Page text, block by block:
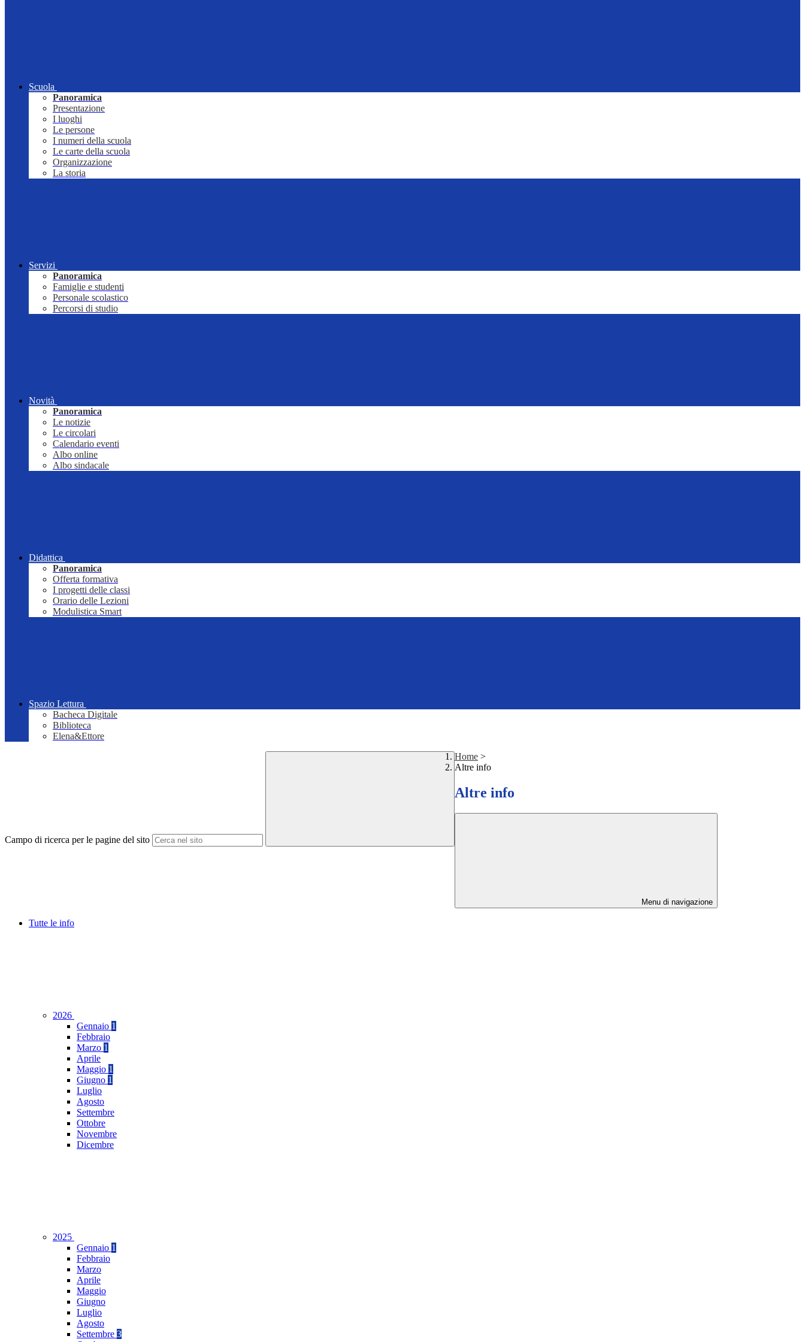
Scuola
Panoramica
Presentazione
I luoghi
Le persone
I numeri della scuola
Le carte della scuola
Organizzazione
La storia
Servizi
Panoramica
Famiglie e studenti
Personale scolastico
Percorsi di studio
Novità
Panoramica
Le notizie
Le circolari
Calendario eventi
Albo online
Albo sindacale
Didattica
Panoramica
Offerta formativa
I progetti delle classi
Orario delle Lezioni
Modulistica Smart
Spazio Lettura
Bacheca Digitale
Biblioteca
Elena&Ettore
Campo di ricerca per le pagine del sito
Home >
Altre info
Altre info
Menu di navigazione
Tutte le info
2026
Gennaio 1
Febbraio
Marzo 1
Aprile
Maggio 1
Giugno 1
Luglio
Agosto
Settembre
Ottobre
Novembre
Dicembre
2025
Gennaio 1
Febbraio
Marzo
Aprile
Maggio
Giugno
Luglio
Agosto
Settembre 3